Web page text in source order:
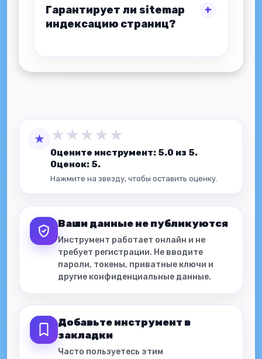
Гарантирует ли sitemap
индексацию страниц?
★ ★ ★ ★ ★ ★
Оцените инструмент: 5.0 из 5.
Оценок: 5.
Нажмите на звезду, чтобы оставить оценку.
Ваши данные не публикуются
Инструмент работает онлайн и не
требует регистрации. Не вводите
пароли, токены, приватные ключи и
другие конфиденциальные данные.
Добавьте инструмент в
закладки
Часто пользуетесь этим